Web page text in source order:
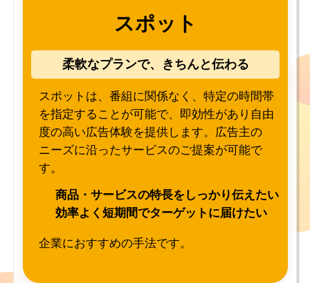
スポット
柔軟なプランで、きちんと伝わる
スポットは、番組に関係なく、特定の時間帯
を指定することが可能で、即効性があり自由
度の高い広告体験を提供します。広告主の
ニーズに沿ったサービスのご提案が可能で
す。
商品・サービスの特長をしっかり伝えたい
効率よく短期間でターゲットに届けたい
企業におすすめの手法です。